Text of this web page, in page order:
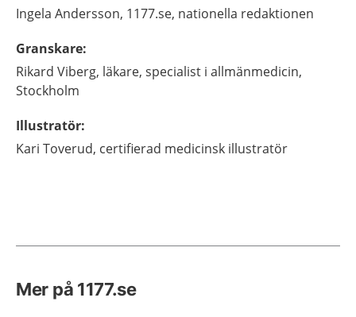
Ingela Andersson, 1177.se, nationella redaktionen
Granskare:
Rikard Viberg, läkare, specialist i allmänmedicin,
Stockholm
Illustratör:
Kari Toverud, certifierad medicinsk illustratör
Mer på 1177.se